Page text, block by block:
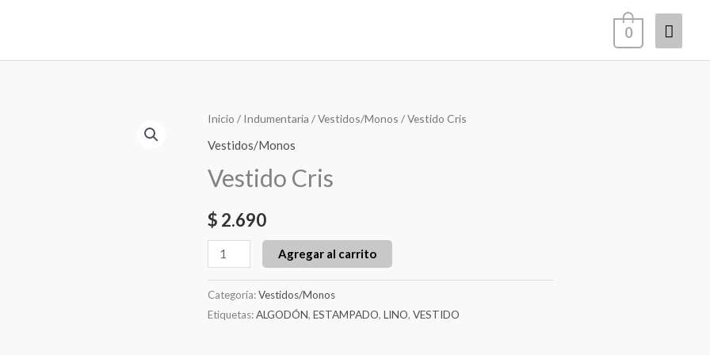
Menú
0
Inicio / Indumentaria /Vestidos/Monos / Vestido Cris
Vestidos/Monos
Vestido Cris
$ 2.690
Vestido
Cris
Agregar al carrito
Categoría:Vestidos/Monos
Etiquetas:ALGODÓN, ESTAMPADO, LINO, VESTIDO